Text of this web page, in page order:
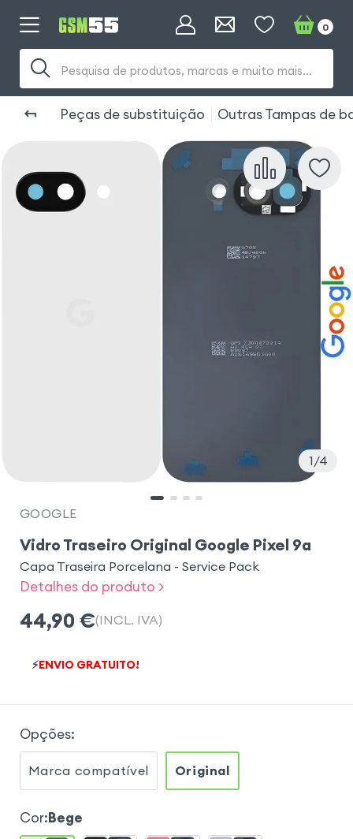
Pesquisa de produtos, marcas e muito mais...
0
Peças de substituição Outras Tampas de
1 4
GOOGLE
Vidro Traseiro Original Google Pixel 9a
Capa Traseira Porcelana - Service Pack
Detalhes do produto >
44,90 €(INCL. IVA)
⚡ENVIO GRATUITO!
Opções:
Marca compatível Original
Cor:Bege